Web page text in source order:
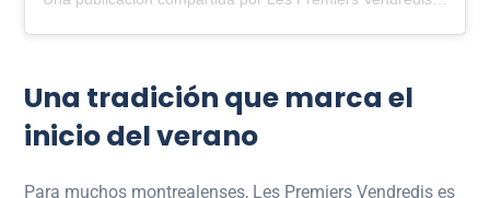
Una tradición que marca el
inicio del verano
Para muchos montrealenses, Les Premiers Vendredis es